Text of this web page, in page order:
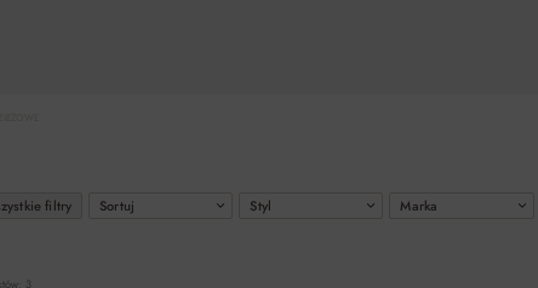
filtry Sortuj Styl Marka
3